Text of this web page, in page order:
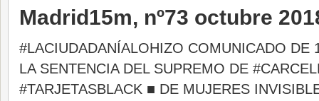
Madrid15m, nº73 octubre
#LACIUDADANÍALOHIZO COMUNICADO DE
LA SENTENCIA DEL SUPREMO DE
#TARJETASBLACK ■ DE MUJERES